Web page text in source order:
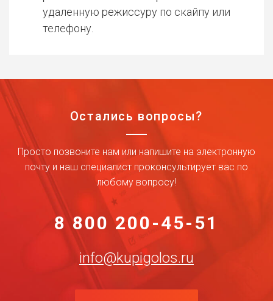
удаленную режиссуру по скайпу или
телефону.
Остались вопросы?
Просто позвоните нам или напишите на электронную
почту и наш специалист проконсультирует вас по
любому вопросу!
8 800 200-45-51
info@kupigolos.ru